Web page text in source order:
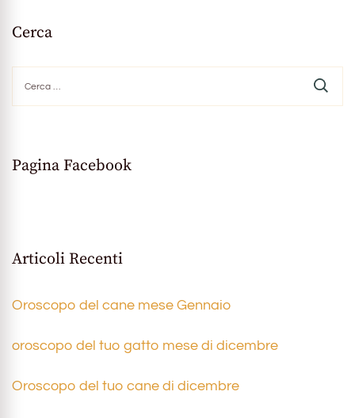
Cerca
per:
Pagina Facebook
Articoli Recenti
Oroscopo del cane mese Gennaio
oroscopo del tuo gatto mese di dicembre
Oroscopo del tuo cane di dicembre